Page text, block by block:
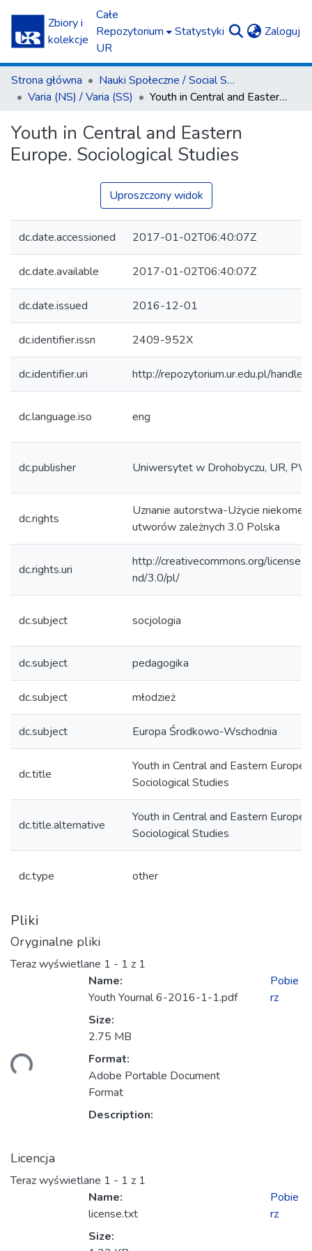
Zbiory i
kolekcje
Całe
Repozytorium
UR
Statystyki Zaloguj
Strona główna
Nauki Społeczne / Social Sciences
Varia (NS) / Varia (SS)
Youth in Central and Eastern Europe. Sociological Studies
Youth in Central and Eastern
Europe. Sociological Studies
Uproszczony widok
dc.date.accessioned 2017-01-02T06:40:07Z
dc.date.available 2017-01-02T06:40:07Z
dc.date.issued 2016-12-01
dc.identifier.issn 2409-952X
dc.identifier.uri http://repozytorium.ur.edu.pl/
dc.language.iso eng
dc.publisher Uniwersytet w Drohobyczu, UR,
dc.rights
Uznanie autorstwa-Użycie
utworów zależnych 3.0 Polska
dc.rights.uri
http://creativecommons.org/
nd/3.0/pl/
dc.subject socjologia
dc.subject pedagogika
dc.subject młodzież
dc.subject Europa Środkowo-Wschodnia
dc.title
Youth in Central and Eastern Europe.
Sociological Studies
dc.title.alternative
Youth in Central and Eastern Europe.
Sociological Studies
dc.type other
Pliki
Oryginalne pliki
Teraz wyświetlane 1 - 1 z 1
Name:
Youth Yournal 6-2016-1-1.pdf
Size:
2.75 MB
Format:
Adobe Portable Document
Format
Description:
Pobie
rz
Licencja
Teraz wyświetlane 1 - 1 z 1
Name:
license.txt
Size:
Pobie
rz